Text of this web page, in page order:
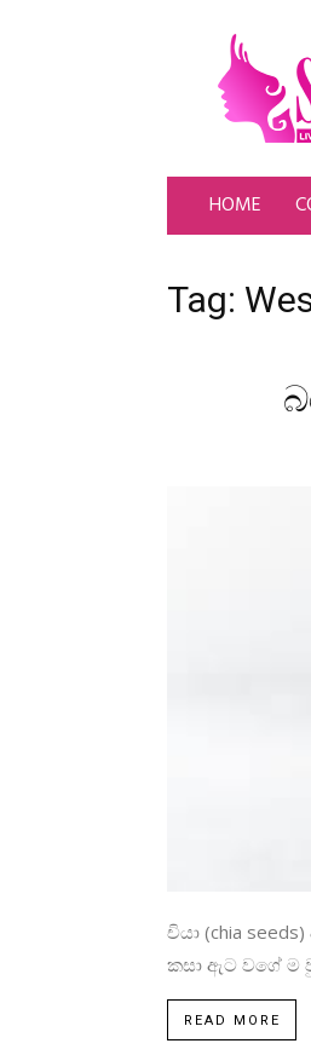
HOME
Tag:
චියා (chia
කසා ඇට වගේ ම
READ MORE